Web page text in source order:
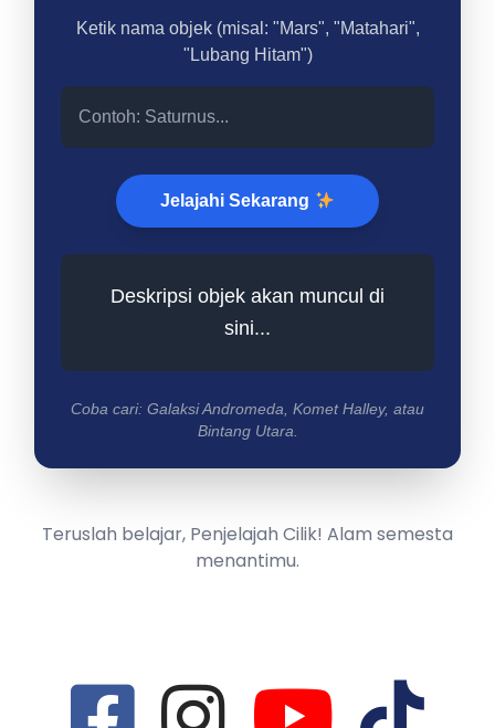
Ketik nama objek (misal: "Mars", "Matahari",
"Lubang Hitam")
Jelajahi Sekarang
Deskripsi objek akan muncul di
sini...
Coba cari: Galaksi Andromeda, Komet Halley, atau
Bintang Utara.
Teruslah belajar, Penjelajah Cilik! Alam semesta
menantimu.